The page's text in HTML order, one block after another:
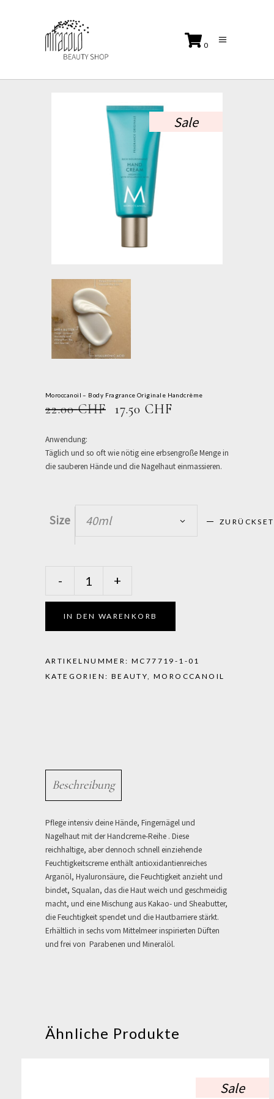
0
Sale
Moroccanoil – Body Fragrance Originale Handcrème
22.00CHF URSPRÜNGLICHER
PREIS
22.00 CHF
17.50 CHFAKTUELLER
17.50 CHF.
Anwendung:
Täglich und so oft wie nötig eine erbsengroße Menge in
die sauberen Hände und die Nagelhaut einmassieren.
Size 40ml
Body
Fragrance
Originale
quantity
- +
IN DEN WARENKORB
ARTIKELNUMMER: MC77719-1-01
KATEGORIEN: BEAUTY,MOROCCANOIL
Beschreibung
Pflege intensiv deine Hände, Fingernägel und
Nagelhaut mit der Handcreme-Reihe . Diese
reichhaltige, aber dennoch schnell einziehende
Feuchtigkeitscreme enthält antioxidantienreiches
Arganöl, Hyaluronsäure, die Feuchtigkeit anzieht und
bindet, Squalan, das die Haut weich und geschmeidig
macht, und eine Mischung aus Kakao- und Sheabutter,
die Feuchtigkeit spendet und die Hautbarriere stärkt.
Erhältlich in sechs vom Mittelmeer inspirierten Düften
und frei von Parabenen und Mineralöl.
Ähnliche Produkte
Sale